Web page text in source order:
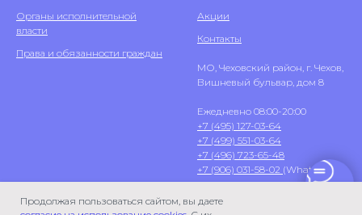
Продолжая пользоваться сайтом, вы даете
Органы исполнительной
власти
Права и обязанности граждан
Акции
Контакты
МО, Чеховский район, г. Чехов,
Вишневый бульвар, дом 8
Ежедневно 08:00-20:00
+7 (495) 127-03-64
+7 (499) 551-03-64
+7 (496) 723-65-48
+7 (906) 031-58-02 (WhatsApp)